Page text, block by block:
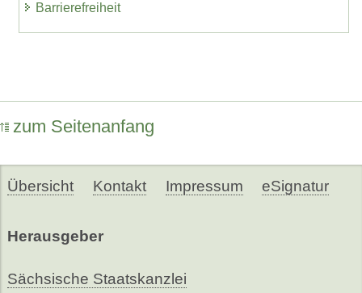
Barrierefreiheit
zum Seitenanfang
Übersicht Kontakt Impressum eSignatur
Herausgeber
Sächsische Staatskanzlei